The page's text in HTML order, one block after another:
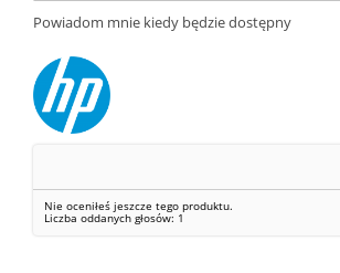
Powiadom mnie kiedy będzie dostępny
Nie oceniłeś jeszcze tego produktu.
Liczba oddanych głosów: 1